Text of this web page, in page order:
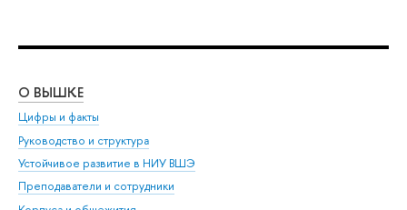
О ВЫШКЕ
Цифры и факты
Руководство и структура
Устойчивое развитие в НИУ ВШЭ
Преподаватели и сотрудники